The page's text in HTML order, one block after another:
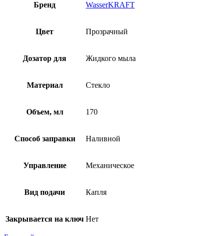
Бренд WasserKRAFT
Цвет Прозрачный
Дозатор для Жидкого мыла
Материал Стекло
Объем, мл 170
Способ заправки Наливной
Управление Механическое
Вид подачи Капля
Закрывается на ключ Нет